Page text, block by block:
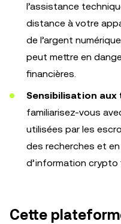
l’assistance
distance à votre
de l’argent
peut mettre en
financières.
Sensibilisation aux
familiarisez-vous
utilisées par les
des recherches et
d’information crypto
Cette